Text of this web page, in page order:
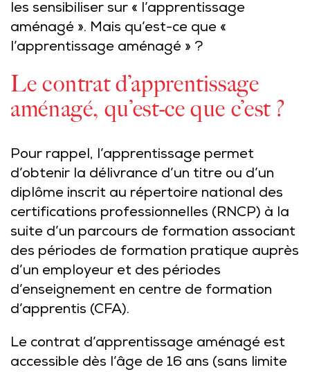
les sensibiliser sur « l’apprentissage
aménagé ». Mais qu’est-ce que «
l’apprentissage aménagé » ?
Le contrat d’apprentissage
aménagé, qu’est-ce que c’est ?
Pour rappel, l’apprentissage permet
d’obtenir la délivrance d’un titre ou d’un
diplôme inscrit au répertoire national des
certifications professionnelles (RNCP) à la
suite d’un parcours de formation associant
des périodes de formation pratique auprès
d’un employeur et des périodes
d’enseignement en centre de formation
d’apprentis (CFA).
Le contrat d’apprentissage aménagé est
accessible dès l’âge de 16 ans (sans limite